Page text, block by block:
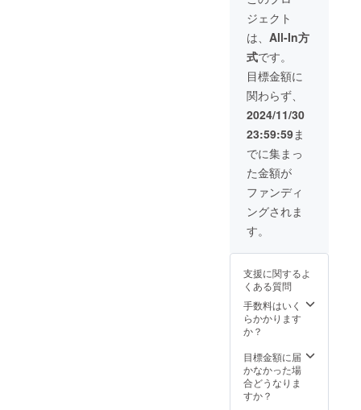
があり
ます。
ご了承
上でご
支援頂
けます
様お願
い致し
ます。
2025年
03月頃
からオ
ンライ
ン
ショッ
プなど
開始予
定で
す。
した場
合、正
規販売
価格が
販売予
定価格
より下
がる可
ござい
ます。
類似商
品が発
生する
可能性
があり
頂いた
上でご
支援頂
けます
様お願
い致し
03月頃
からオ
ンライ
ます。
※ご注文
状況、
使用部
材の供
給状
況、製
造工程
上の都
合等に
より出
荷時期
が遅れ
る場合
があり
ます。
皆様の
産効率
が向上
した場
合、正
規販売
価格が
より下
がる可
能性も
容： ・
シェル
ブリュ
『ス
マート
キャニ
ス
ター』
×2 ・
Type-C
ケーブ
ル×2 ・
取扱説
明書×2
・ギフ
トボッ
クス×1
べて
料込み
の金額
になり
ます。
※ご注文
使用部
材の供
給状
況、製
ジェクト
は、 All-In方
式です。
目標金額に
関わらず、
2024/11/30
23:59:59ま
でに集まっ
た金額が
ファンディ
ングされま
す。
支援に関するよ
くある質問
手数料はいく
らかかります
か？
目標金額に届
かなかった場
合どうなりま
すか？